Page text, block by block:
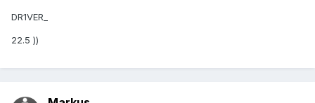
DR1VER_
22.5 ))